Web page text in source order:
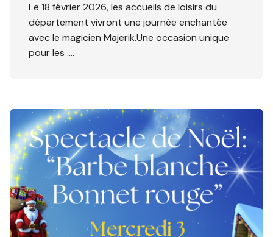
Le 18 février 2026, les accueils de loisirs du
département vivront une journée enchantée
avec le magicien Majerik.Une occasion unique
pour les ….